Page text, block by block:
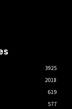
3925
2018
619
577